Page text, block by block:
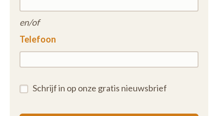
en/of
Telefoon
Schrijf in op onze gratis nieuwsbrief